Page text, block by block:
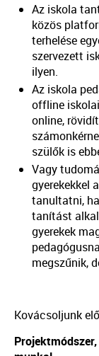
Az iskola
közös
terhelése
szervezett
ilyen.
Az iskola
offline
online,
szülők is
Vagy
gyerekekkel
tanultatni,
tanítást
gyerekek
megszűnik,
Kovácsoljunk